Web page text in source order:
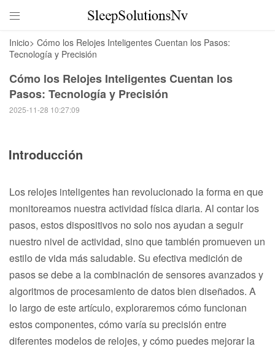

Inicio> Cómo los Relojes Inteligentes Cuentan los Pasos:
Tecnología y Precisión
Cómo los Relojes Inteligentes Cuentan los
Pasos: Tecnología y Precisión
2025-11-28 10:27:09
Introducción
Los relojes inteligentes han revolucionado la forma en que
monitoreamos nuestra actividad física diaria. Al contar los
pasos, estos dispositivos no solo nos ayudan a seguir
nuestro nivel de actividad, sino que también promueven un
estilo de vida más saludable. Su efectiva medición de
pasos se debe a la combinación de sensores avanzados y
algoritmos de procesamiento de datos bien diseñados. A
lo largo de este artículo, exploraremos cómo funcionan
estos componentes, cómo varía su precisión entre
diferentes modelos de relojes, y cómo puedes mejorar la